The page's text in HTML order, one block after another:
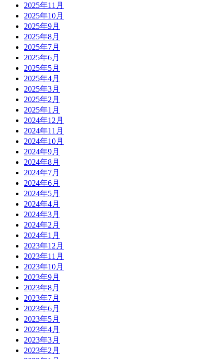
2025年11月
2025年10月
2025年9月
2025年8月
2025年7月
2025年6月
2025年5月
2025年4月
2025年3月
2025年2月
2025年1月
2024年12月
2024年11月
2024年10月
2024年9月
2024年8月
2024年7月
2024年6月
2024年5月
2024年4月
2024年3月
2024年2月
2024年1月
2023年12月
2023年11月
2023年10月
2023年9月
2023年8月
2023年7月
2023年6月
2023年5月
2023年4月
2023年3月
2023年2月